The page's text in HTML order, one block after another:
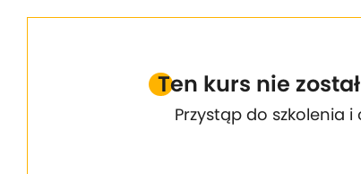
Ten kurs nie
Przystąp do szkolenia